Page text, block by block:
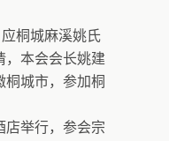
桐城麻溪姚氏
，本会会长姚建
桐城市，参加桐
店举行，参会宗